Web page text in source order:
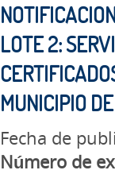
LOTE 2:
MUNICIPIO
Fecha de
Número de